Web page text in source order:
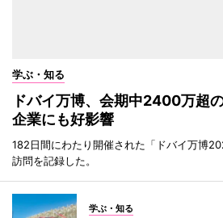
学ぶ・知る
ドバイ万博、会期中2400万超
企業にも好影響
182日間にわたり開催された「ドバイ万博
訪問を記録した。
学ぶ・知る